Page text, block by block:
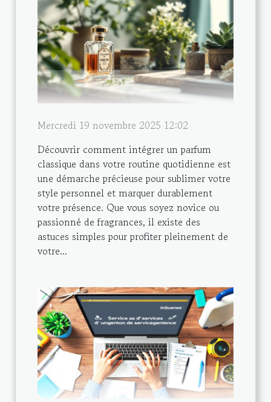
Mercredi 19 novembre 2025 12:02
Découvrir comment intégrer un parfum
classique dans votre routine quotidienne est
une démarche précieuse pour sublimer votre
style personnel et marquer durablement
votre présence. Que vous soyez novice ou
passionné de fragrances, il existe des
astuces simples pour profiter pleinement de
votre...